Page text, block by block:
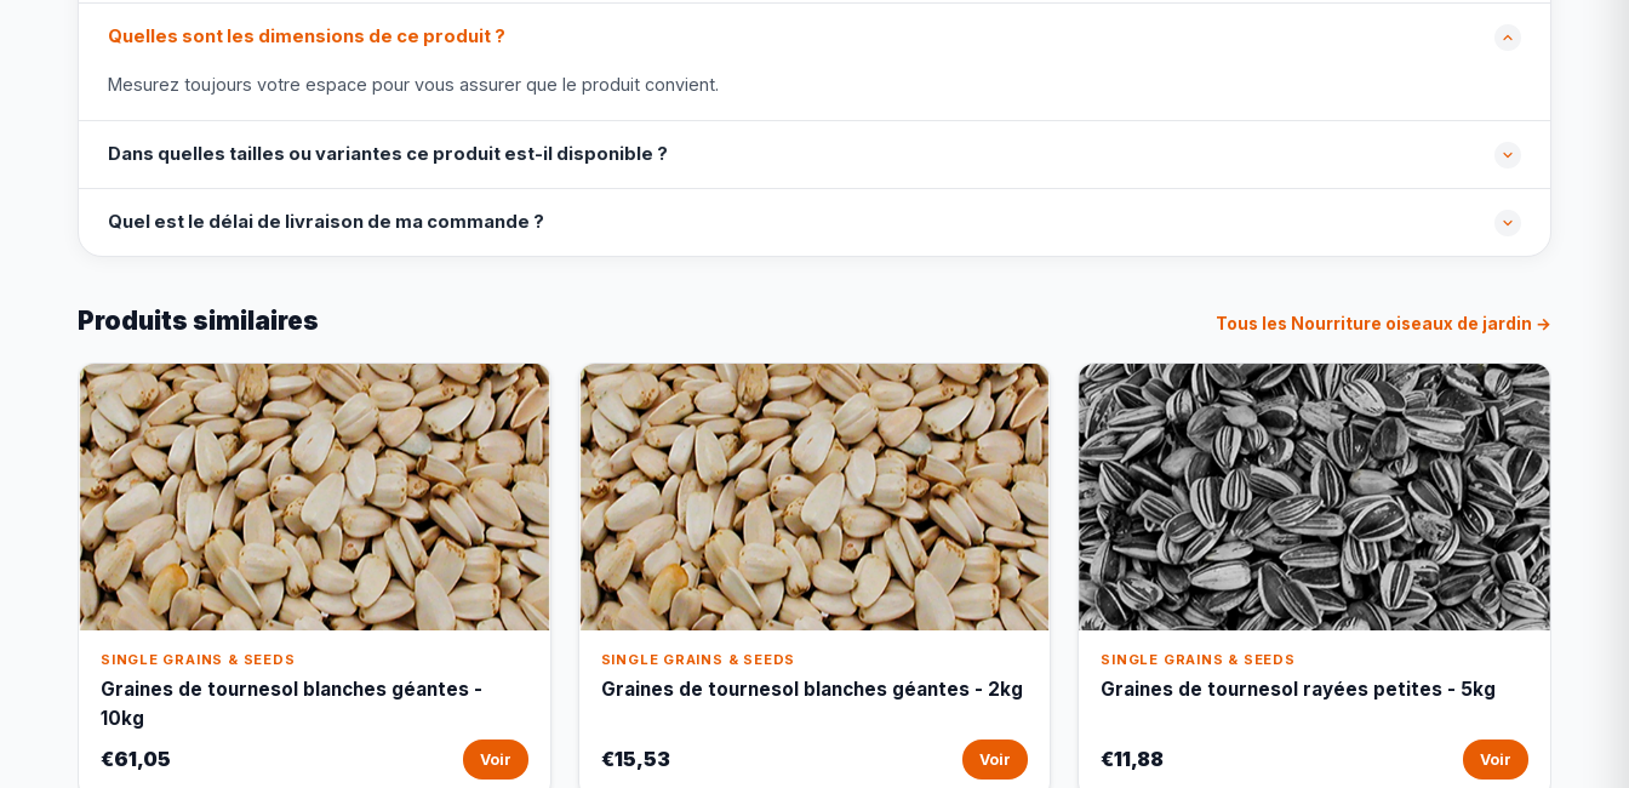
Quelles sont les dimensions de ce produit ?
Mesurez toujours votre espace pour vous assurer que le produit convient.
Dans quelles tailles ou variantes ce produit est-il disponible ?
Quel est le délai de livraison de ma commande ?
Produits similaires Tous les Nourriture oiseaux de jardin →
SINGLE GRAINS & SEEDS
Graines de tournesol blanches géantes -
10kg
€61,05 Voir
SINGLE GRAINS & SEEDS
Graines de tournesol blanches géantes - 2kg
€15,53 Voir
SINGLE GRAINS & SEEDS
Graines de tournesol rayées petites - 5kg
€11,88 Voir